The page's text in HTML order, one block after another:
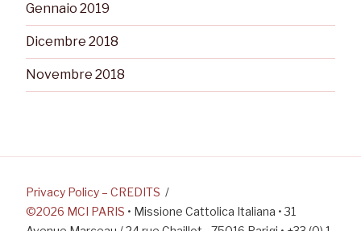
Gennaio 2019
Dicembre 2018
Novembre 2018
Privacy Policy – CREDITS
©2026 MCI PARIS • Missione Cattolica Italiana • 31